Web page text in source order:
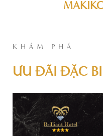
KHÁM PHÁ
ƯU ĐÃI ĐẶC